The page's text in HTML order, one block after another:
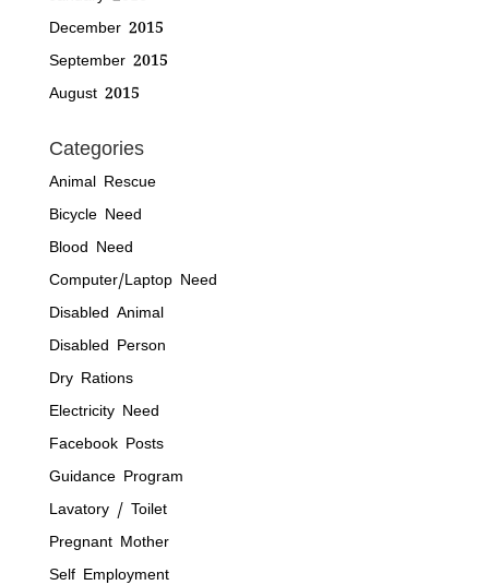
December 2015
September 2015
August 2015
Categories
Animal Rescue
Bicycle Need
Blood Need
Computer/Laptop Need
Disabled Animal
Disabled Person
Dry Rations
Electricity Need
Facebook Posts
Guidance Program
Lavatory / Toilet
Pregnant Mother
Self Employment